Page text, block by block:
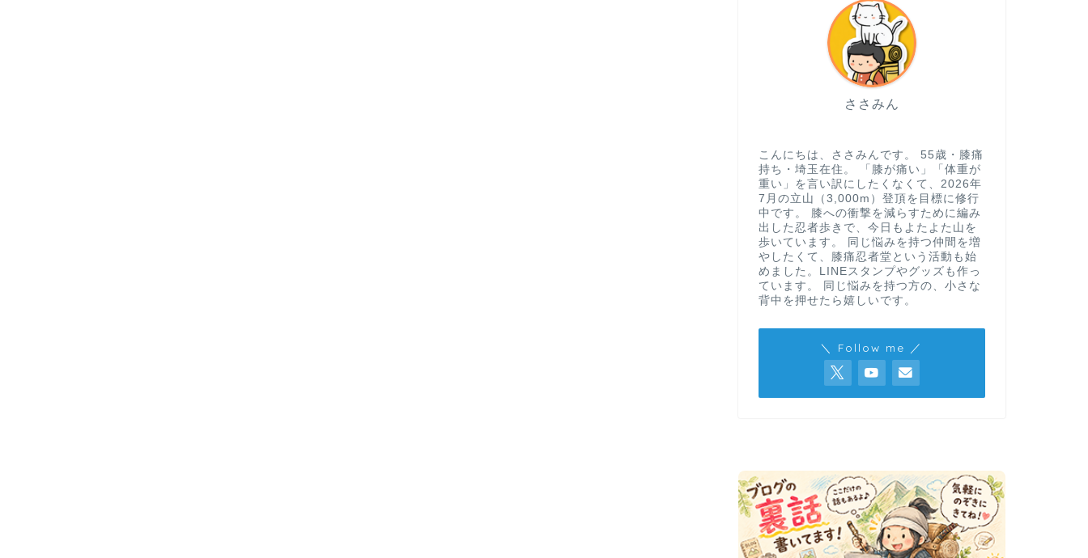
ささみん
こんにちは、ささみんです。 55歳・膝痛
持ち・埼玉在住。 「膝が痛い」「体重が
重い」を言い訳にしたくなくて、2026年
7月の立山（3,000m）登頂を目標に修行
中です。 膝への衝撃を減らすために編み
出した忍者歩きで、今日もよたよた山を
歩いています。 同じ悩みを持つ仲間を増
やしたくて、膝痛忍者堂という活動も始
めました。LINEスタンプやグッズも作っ
ています。 同じ悩みを持つ方の、小さな
背中を押せたら嬉しいです。
＼ Follow me ／